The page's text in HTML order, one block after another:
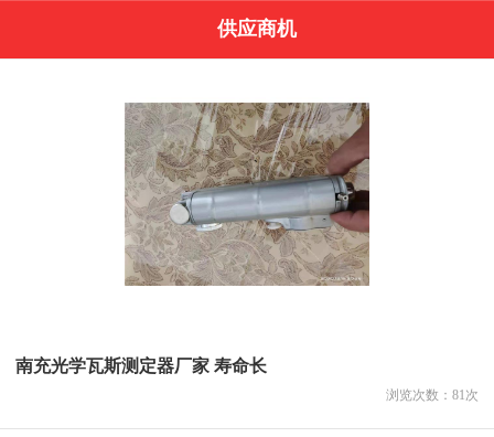
供应商机
南充光学瓦斯测定器厂家 寿命长
浏览次数： 81 次